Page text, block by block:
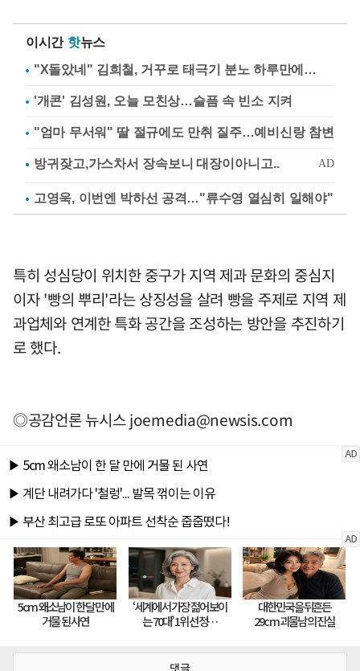
이시간 핫뉴스
"X돌았네" 김희철, 거꾸로 태극기 분노 하루만에…
'개콘' 김성원, 오늘 모친상…슬픔 속 빈소 지켜
"엄마 무서워" 딸 절규에도 만취 질주…예비신랑 참변
고영욱, 이번엔 박하선 공격…"류수영 열심히 일해야"
특히 성심당이 위치한 중구가 지역 제과 문화의 중심지
이자 '빵의 뿌리'라는 상징성을 살려 빵을 주제로 지역 제
과업체와 연계한 특화 공간을 조성하는 방안을 추진하기
로 했다.
◎공감언론 뉴시스joemedia@newsis.com